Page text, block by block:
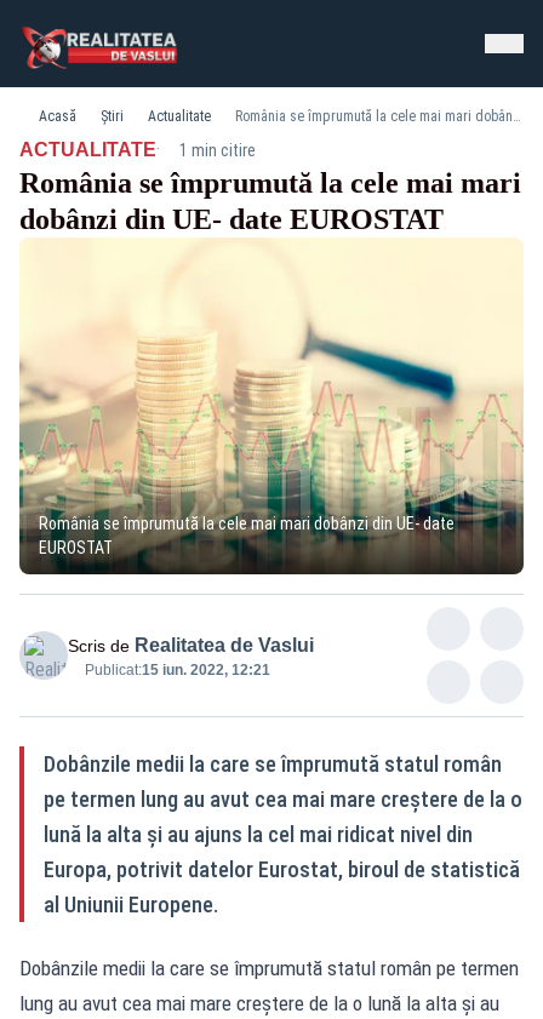
Acasă Știri Actualitate România se împrumută la cele mai mari dobânzi din UE- date EUROSTAT
ACTUALITATE· 1 min citire
România se împrumută la cele mai mari
dobânzi din UE- date EUROSTAT
România se împrumută la cele mai mari dobânzi din UE- date
EUROSTAT
Scris de Realitatea de Vaslui
Publicat:15 iun. 2022, 12:21
Dobânzile medii la care se împrumută statul român
pe termen lung au avut cea mai mare creștere de la o
lună la alta și au ajuns la cel mai ridicat nivel din
Europa, potrivit datelor Eurostat, biroul de statistică
al Uniunii Europene.
Dobânzile medii la care se împrumută statul român pe termen
lung au avut cea mai mare creștere de la o lună la alta și au